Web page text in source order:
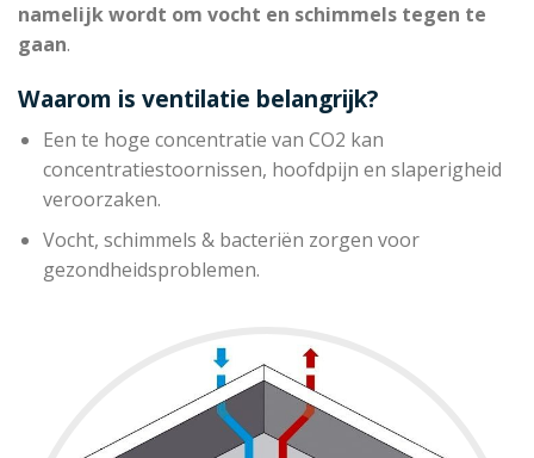
namelijk wordt om vocht en schimmels tegen te
gaan.
Waarom is ventilatie belangrijk?
Een te hoge concentratie van CO2 kan
concentratiestoornissen, hoofdpijn en slaperigheid
veroorzaken.
Vocht, schimmels & bacteriën zorgen voor
gezondheidsproblemen.